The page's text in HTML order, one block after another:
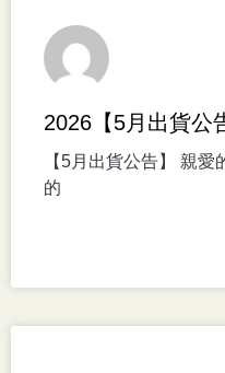
2026【5月出貨公
【5月出貨公告】 親
的